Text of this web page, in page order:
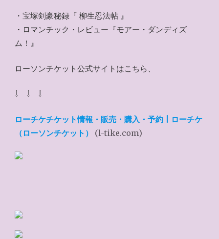
・宝塚剣豪秘録『 柳生忍法帖 』
・ロマンチック・レビュー『モアー・ダンディズ
ム！』
ローソンチケット公式サイトはこちら、
⇩ ⇩ ⇩
ローチケチケット情報・販売・購入・予約 | ローチケ
（ローソンチケット）
(l-tike.com)